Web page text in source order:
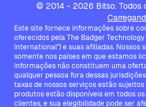
© 2014 - 2026 Bitso. Todos
Este site fornece informações sobre
oferecidos pela The Badger
International") e suas afiliadas. Nossos
somente nos países em que estamos
informações não constituem uma
qualquer pessoa fora dessas
taxas de nossos serviços estão
produtos estão disponíveis em todos
clientes, e sua elegibilidade pode ser